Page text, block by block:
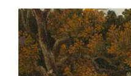
Lot 541